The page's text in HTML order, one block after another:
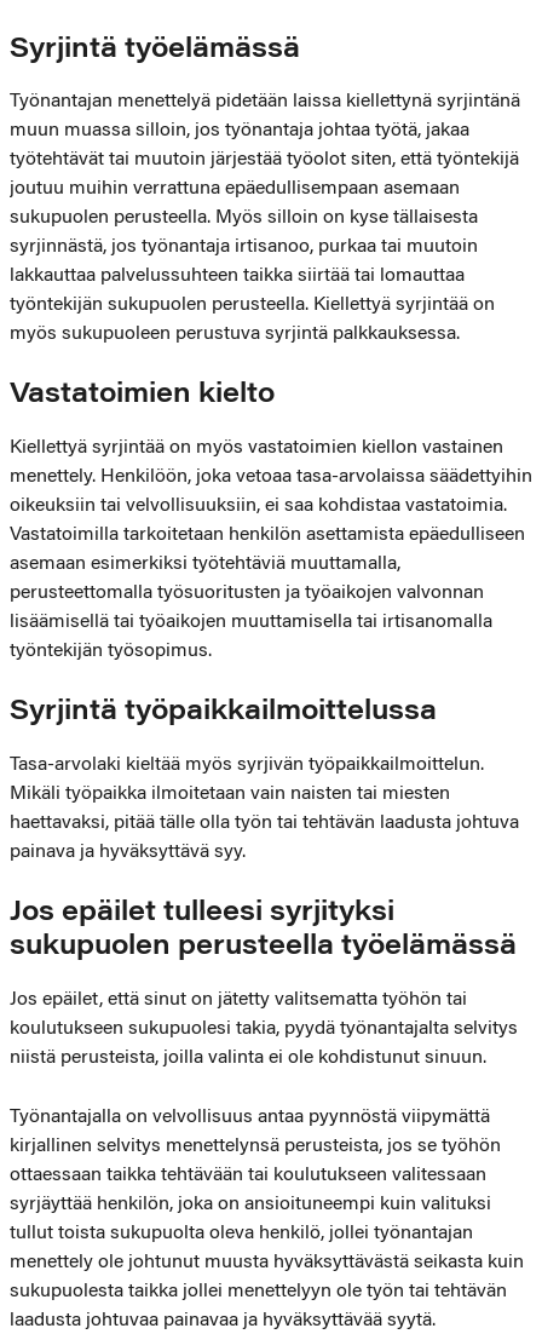
Syrjintä työelämässä
Työnantajan menettelyä pidetään laissa kiellettynä syrjintänä
muun muassa silloin, jos työnantaja johtaa työtä, jakaa
työtehtävät tai muutoin järjestää työolot siten, että työntekijä
joutuu muihin verrattuna epäedullisempaan asemaan
sukupuolen perusteella. Myös silloin on kyse tällaisesta
syrjinnästä, jos työnantaja irtisanoo, purkaa tai muutoin
lakkauttaa palvelussuhteen taikka siirtää tai lomauttaa
työntekijän sukupuolen perusteella. Kiellettyä syrjintää on
myös sukupuoleen perustuva syrjintä palkkauksessa.
Vastatoimien kielto
Kiellettyä syrjintää on myös vastatoimien kiellon vastainen
menettely. Henkilöön, joka vetoaa tasa-arvolaissa säädettyihin
oikeuksiin tai velvollisuuksiin, ei saa kohdistaa vastatoimia.
Vastatoimilla tarkoitetaan henkilön asettamista epäedulliseen
asemaan esimerkiksi työtehtäviä muuttamalla,
perusteettomalla työsuoritusten ja työaikojen valvonnan
lisäämisellä tai työaikojen muuttamisella tai irtisanomalla
työntekijän työsopimus.
Syrjintä työpaikkailmoittelussa
Tasa-arvolaki kieltää myös syrjivän työpaikkailmoittelun.
Mikäli työpaikka ilmoitetaan vain naisten tai miesten
haettavaksi, pitää tälle olla työn tai tehtävän laadusta johtuva
painava ja hyväksyttävä syy.
Jos epäilet tulleesi syrjityksi
sukupuolen perusteella työelämässä
Jos epäilet, että sinut on jätetty valitsematta työhön tai
koulutukseen sukupuolesi takia, pyydä työnantajalta selvitys
niistä perusteista, joilla valinta ei ole kohdistunut sinuun.
Työnantajalla on velvollisuus antaa pyynnöstä viipymättä
kirjallinen selvitys menettelynsä perusteista, jos se työhön
ottaessaan taikka tehtävään tai koulutukseen valitessaan
syrjäyttää henkilön, joka on ansioituneempi kuin valituksi
tullut toista sukupuolta oleva henkilö, jollei työnantajan
menettely ole johtunut muusta hyväksyttävästä seikasta kuin
sukupuolesta taikka jollei menettelyyn ole työn tai tehtävän
laadusta johtuvaa painavaa ja hyväksyttävää syytä.